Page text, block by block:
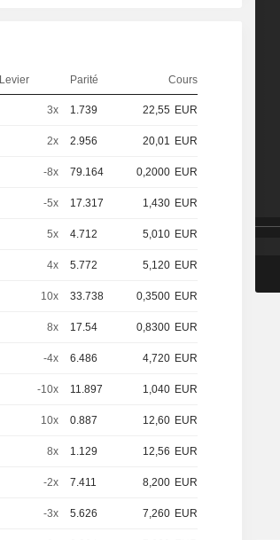
Levier Parité Cours
3x 1.739 22,55 EUR
2x 2.956 20,01 EUR
-8x 79.164 0,2000 EUR
-5x 17.317 1,430 EUR
5x 4.712 5,010 EUR
4x 5.772 5,120 EUR
10x 33.738 0,3500 EUR
8x 17.54 0,8300 EUR
-4x 6.486 4,720 EUR
-10x 11.897 1,040 EUR
10x 0.887 12,60 EUR
8x 1.129 12,56 EUR
-2x 7.411 8,200 EUR
-3x 5.626 7,260 EUR